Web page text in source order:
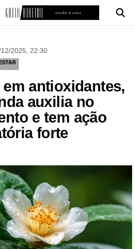
12/2025, 22:30
antioxidantes,
auxilia no
e tem ação
forte